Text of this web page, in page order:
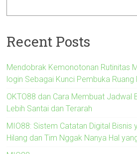
Recent Posts
Mendobrak Kemonotonan Rutinitas
login Sebagai Kunci Pembuka Ruang
OKTO88 dan Cara Membuat Jadwal
Lebih Santai dan Terarah
MIO88: Sistem Catatan Digital Bisnis
Hilang dan Tim Nggak Nanya Hal